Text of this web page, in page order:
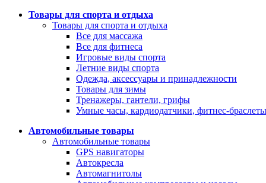
Товары для спорта и отдыха
Товары для спорта и отдыха
Все для массажа
Все для фитнеса
Игровые виды спорта
Летние виды спорта
Одежда, аксессуары и принадлежности
Товары для зимы
Тренажеры, гантели, грифы
Умные часы, кардиодатчики, фитнес-браслеты
Автомобильные товары
Автомобильные товары
GPS навигаторы
Автокресла
Автомагнитолы